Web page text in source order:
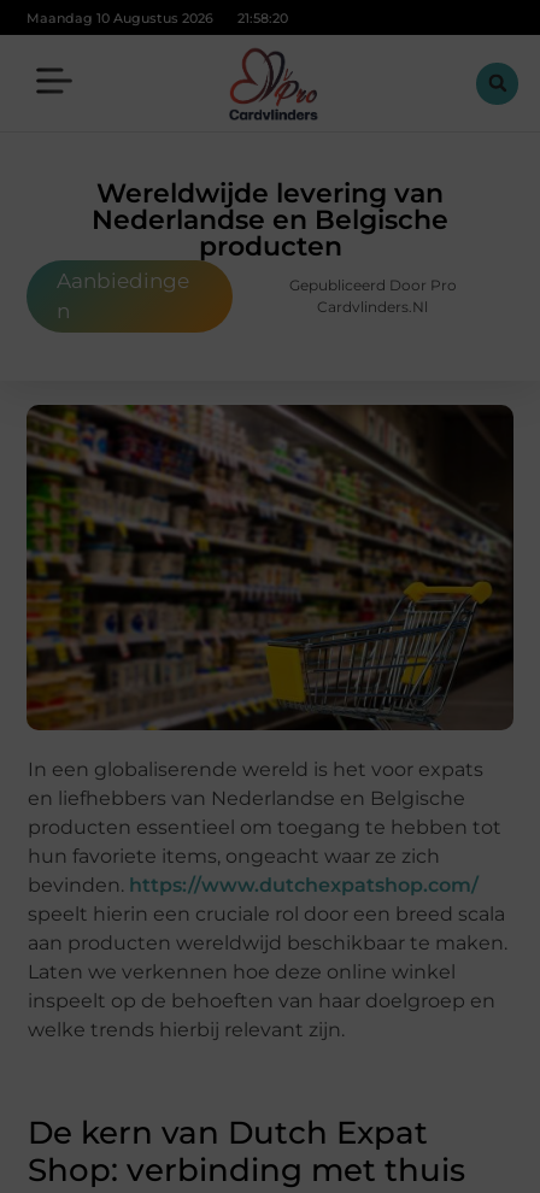
Maandag 10 Augustus 2026 21:58:22
Wereldwijde levering van
Nederlandse en Belgische
producten
Aanbiedinge
n
Gepubliceerd Door Pro
Cardvlinders.nl
In een globaliserende wereld is het voor expats
en liefhebbers van Nederlandse en Belgische
producten essentieel om toegang te hebben tot
hun favoriete items, ongeacht waar ze zich
bevinden. https://www.dutchexpatshop.com/
speelt hierin een cruciale rol door een breed scala
aan producten wereldwijd beschikbaar te maken.
Laten we verkennen hoe deze online winkel
inspeelt op de behoeften van haar doelgroep en
welke trends hierbij relevant zijn.
De kern van Dutch Expat
Shop: verbinding met thuis